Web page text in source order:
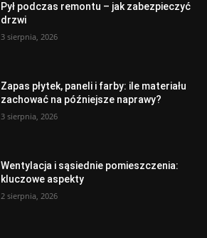
Pył podczas remontu – jak zabezpieczyć
drzwi
3 sierpnia, 2026
Zapas płytek, paneli i farby: ile materiału
zachować na późniejsze naprawy?
3 sierpnia, 2026
Wentylacja i sąsiednie pomieszczenia:
kluczowe aspekty
2 sierpnia, 2026